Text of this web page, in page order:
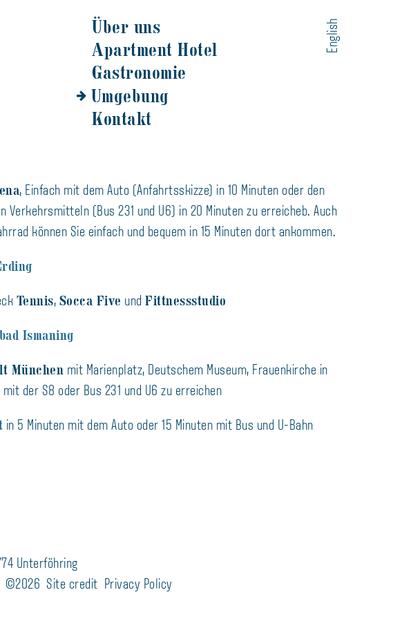
English
Über uns
Apartment Hotel
Gastronomie
Umgebung
Kontakt
, Einfach mit dem Auto (Anfahrtsskizze) in 10 Minuten oder den
Verkehrsmitteln (Bus 231 und U6) in 20 Minuten zu erreicheb. Auch
können Sie einfach und bequem in 15 Minuten dort ankommen.
Tennis, Socca Five und Fittnessstudio
Ismaning
München mit Marienplatz, Deutschem Museum, Frauenkirche in
mit der S8 oder Bus 231 und U6 zu erreichen
in 5 Minuten mit dem Auto oder 15 Minuten mit Bus und U-Bahn
Unterföhring
©2026 Site credit Privacy Policy